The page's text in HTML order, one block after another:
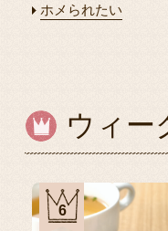
ホメられたい
ウィー
6